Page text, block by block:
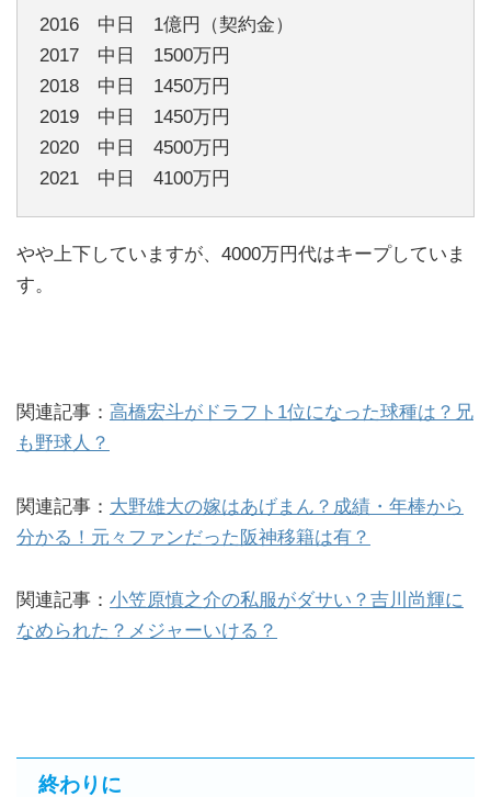
2016 中日 1億円（契約金）
2017 中日 1500万円
2018 中日 1450万円
2019 中日 1450万円
2020 中日 4500万円
2021 中日 4100万円
やや上下していますが、4000万円代はキープしていま
す。
関連記事： 高橋宏斗がドラフト1位になった球種は？兄
も野球人？
関連記事： 大野雄大の嫁はあげまん？成績・年棒から
分かる！元々ファンだった阪神移籍は有？
関連記事： 小笠原慎之介の私服がダサい？吉川尚輝に
なめられた？メジャーいける？
終わりに